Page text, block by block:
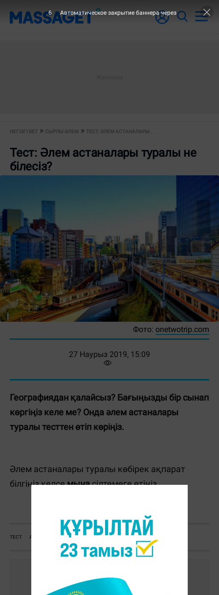
НЕГІЗГІ БЕТ СЫРЛЫ ӘЛЕМ ТЕСТ: ӘЛЕМ АСТАНАЛАРЫ...
Тест: Әлем астаналары туралы не
білесіз?
Фото: onetwotrip.com
27 Наурыз 2019, 15:09
Географиядан қалайсыз? Бағыңызды бір сынап
көргіңіз келе ме? Онда әлем астаналары
туралы тесттен өтіп көріңіз.
Әлем астаналары туралы көбірек ақпарат
білгіңіз келсемынасілтемеге өтіңіз.
ТЕСТ АСТАНА ЖҰМБАҚ ҚАЛА МЕМЛЕКЕТ ЕЛ
6 Автоматическое закрытие баннера через